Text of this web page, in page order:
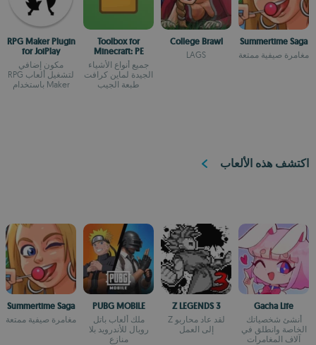
Summertime Saga
مغامرة صيفية ممتعة
College Brawl
LAGS
Toolbox for
Minecraft: PE
جميع أنواع الأشياء
الجيدة لماين كرافت
طبعة الجيب
RPG Maker Plugin
for JoiPlay
مكون إضافي
لتشغيل ألعاب RPG
Maker باستخدام
اكتشف هذه الألعاب
Gacha Life
أنشئ شخصياتك
الخاصة وانطلق في
آلاف المغامرات
Z LEGENDS 3
لقد عاد محاربو Z
إلى العمل
PUBG MOBILE
ملك ألعاب باتل
رويال للأندرويد بلا
منازع
Summertime Saga
مغامرة صيفية ممتعة